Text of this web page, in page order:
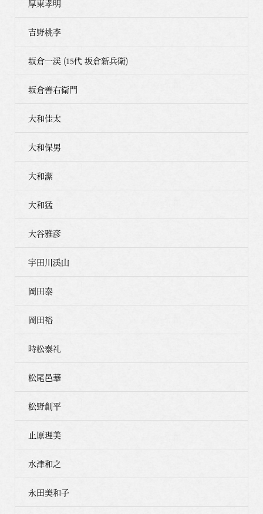
厚東孝明
吉野桃李
坂倉一渓 (15代 坂倉新兵衛)
坂倉善右衛門
大和佳太
大和保男
大和潔
大和猛
大谷雅彦
宇田川渓山
岡田泰
岡田裕
時松泰礼
松尾邑華
松野創平
止原理美
水津和之
永田美和子